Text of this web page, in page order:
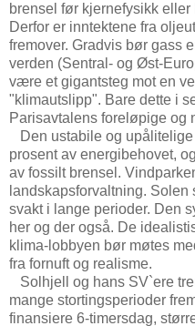
brensel før kjernefysikk
Derfor er inntektene fra
fremover. Gradvis bør gass
verden (Sentral- og Øst-
være et gigantsteg mot en
"klimautslipp". Bare dette i
Parisavtalens foreløpige og
Den ustabile og
prosent av energibehovet,
av fossilt brensel.
landskapsforvaltning.
svakt i lange perioder. Den
her og der også. De
klima-lobbyen bør møtes
fra fornuft og realisme.
Solhjell og hans SV`ere
mange stortingsperioder
finansiere 6-timersdag,